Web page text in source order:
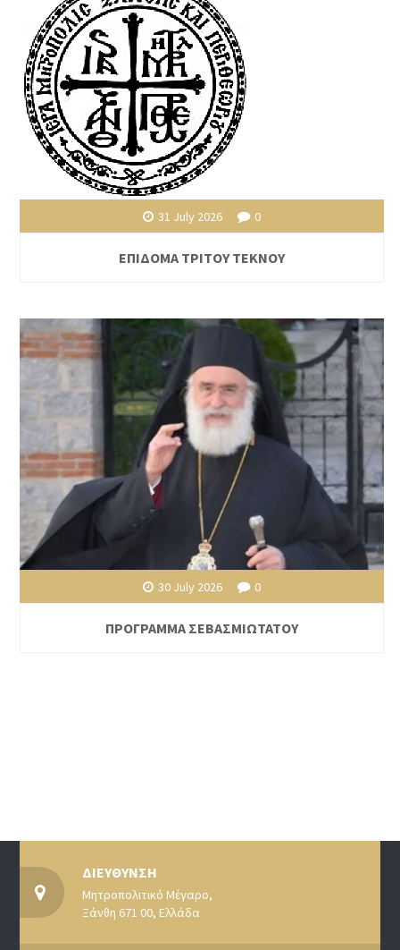
31 July 2026 0
ΕΠΙΔΟΜΑ ΤΡΙΤΟΥ ΤΕΚΝΟΥ
30 July 2026 0
ΠΡΟΓΡΑΜΜΑ ΣΕΒΑΣΜΙΩΤΑΤΟΥ
ΔΙΕΥΘΥΝΣΗ
Μητροπολιτικό Μέγαρο,
Ξάνθη 671 00, Ελλάδα